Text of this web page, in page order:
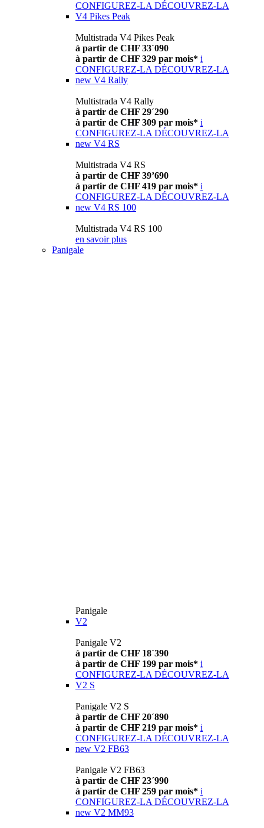
CONFIGUREZ-LA DÉCOUVREZ-LA
V4 Pikes Peak
Multistrada V4 Pikes Peak
à partir de CHF 33´090
à partir de CHF 329 par mois* i
CONFIGUREZ-LA DÉCOUVREZ-LA
new V4 Rally
Multistrada V4 Rally
à partir de CHF 29´290
à partir de CHF 309 par mois* i
CONFIGUREZ-LA DÉCOUVREZ-LA
new V4 RS
Multistrada V4 RS
à partir de CHF 39’690
à partir de CHF 419 par mois* i
CONFIGUREZ-LA DÉCOUVREZ-LA
new V4 RS 100
Multistrada V4 RS 100
en savoir plus
Panigale
Panigale
V2
Panigale V2
à partir de CHF 18´390
à partir de CHF 199 par mois* i
CONFIGUREZ-LA DÉCOUVREZ-LA
V2 S
Panigale V2 S
à partir de CHF 20´890
à partir de CHF 219 par mois* i
CONFIGUREZ-LA DÉCOUVREZ-LA
new V2 FB63
Panigale V2 FB63
à partir de CHF 23´990
à partir de CHF 259 par mois* i
CONFIGUREZ-LA DÉCOUVREZ-LA
new V2 MM93